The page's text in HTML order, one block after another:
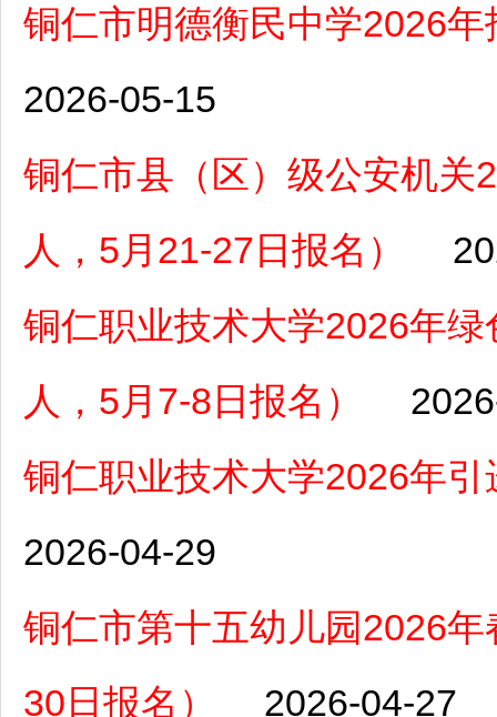
铜仁市明德衡民中学2026
2026-05-15
铜仁市县（区）级公安机关
人，5月21-27日报名）
铜仁职业技术大学2026年
人，5月7-8日报名）
铜仁职业技术大学2026年
2026-04-29
铜仁市第十五幼儿园2026
30日报名）
2026-04-27